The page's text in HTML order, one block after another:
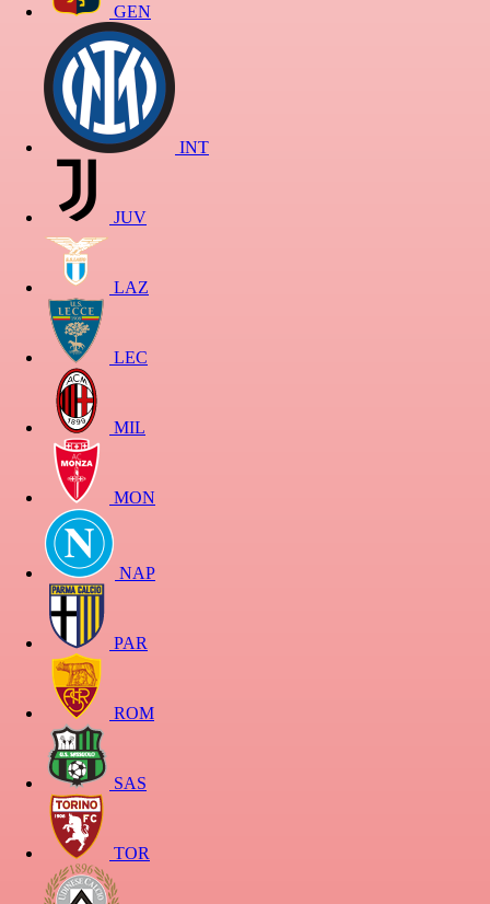
GEN
INT
JUV
LAZ
LEC
MIL
MON
NAP
PAR
ROM
SAS
TOR